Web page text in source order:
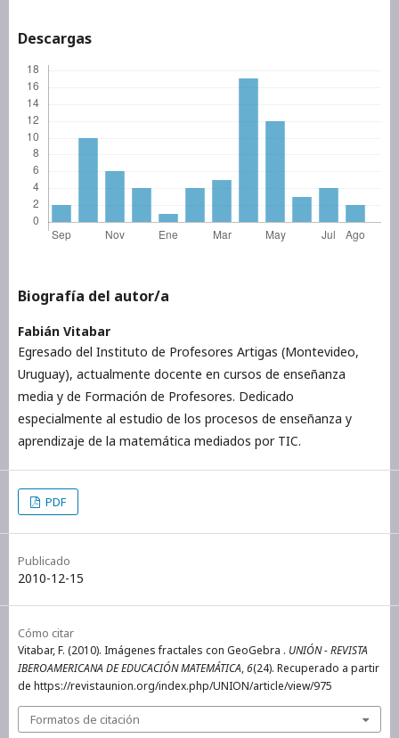
Descargas
Biografía del autor/a
Fabián Vitabar
Egresado del Instituto de Profesores Artigas (Montevideo,
Uruguay), actualmente docente en cursos de enseñanza
media y de Formación de Profesores. Dedicado
especialmente al estudio de los procesos de enseñanza y
aprendizaje de la matemática mediados por TIC.
PDF
Publicado
2010-12-15
Cómo citar
Vitabar, F. (2010). Imágenes fractales con GeoGebra . UNIÓN - REVISTA
IBEROAMERICANA DE EDUCACIÓN MATEMÁTICA,6(24). Recuperado a partir
de https://revistaunion.org/index.php/UNION/article/view/975
Formatos de citación